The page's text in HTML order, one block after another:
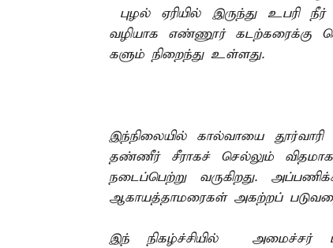
புழல் ஏரியில் இருந்து உபரி
வழியாக எண்ணூர் கடற்கரைக்கு
களும் நிறைந்து உள்ளது.
இந்நிலையில் கால்வாயை
தண்ணீர் சீராகச் செல்லும்
நடைப்பெற்று வருகிறது.
ஆகாயத்தாமரைகள் அகற்றப்
இந் நிகழ்ச்சியில் அமைச்சர்